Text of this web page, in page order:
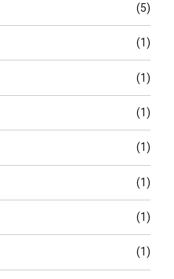
(5)
(1)
(1)
(1)
(1)
(1)
(1)
(1)